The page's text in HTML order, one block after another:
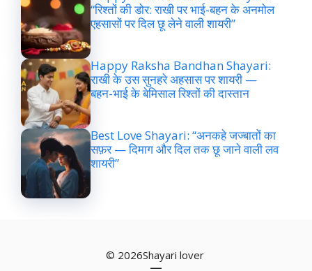
“रिश्तों की डोर: राखी पर भाई-बहन के अनमोल
एहसासों पर दिल छू लेने वाली शायरी”
Happy Raksha Bandhan Shayari:
राखी के उस सुनहरे अहसास पर शायरी —
बहन-भाई के बेमिसाल रिश्तों की दास्तान
Best Love Shayari: “अनकहे जज्बातों का
सफ़र — दिमाग और दिल तक छू जाने वाली लव
शायरी”
© 2026Shayari lover